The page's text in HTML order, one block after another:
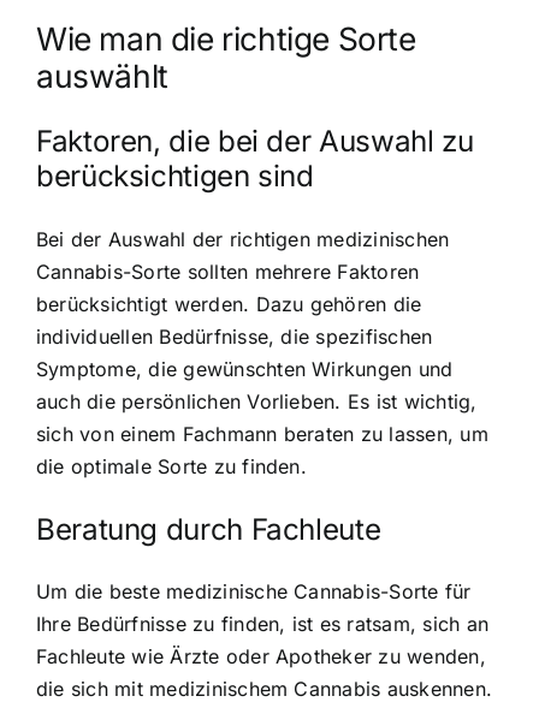
Wie man die richtige Sorte
auswählt
Faktoren, die bei der Auswahl zu
berücksichtigen sind
Bei der Auswahl der richtigen medizinischen
Cannabis-Sorte sollten mehrere Faktoren
berücksichtigt werden. Dazu gehören die
individuellen Bedürfnisse, die spezifischen
Symptome, die gewünschten Wirkungen und
auch die persönlichen Vorlieben. Es ist wichtig,
sich von einem Fachmann beraten zu lassen, um
die optimale Sorte zu finden.
Beratung durch Fachleute
Um die beste medizinische Cannabis-Sorte für
Ihre Bedürfnisse zu finden, ist es ratsam, sich an
Fachleute wie Ärzte oder Apotheker zu wenden,
die sich mit medizinischem Cannabis auskennen.